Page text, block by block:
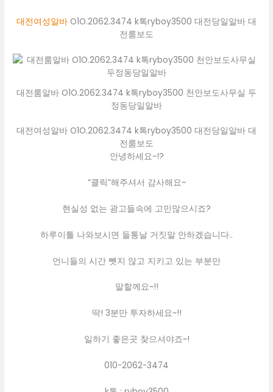
대전여성알바 O1O.2062.3474 k톡ryboy3500 대전당일알바 대
전룸보도
대전룸알바 O1O.2062.3474 k톡ryboy3500 천안보도사무실 두
정동당일알바
대전여성알바 O1O.2062.3474 k톡ryboy3500 대전당일알바 대
전룸보도
안녕하세요~!?
“클릭”해주셔서 감사해요~
현실성 없는 광고들속에 고민많으시죠?
하루이틀 나와보시면 들통날 거짓말 안하겠습니다..
언니들의 시간 뺏지 않고 지키고 있는 부분만
말할께요~!!
딱! 3분만 투자하세요~!!
일하기 좋은곳 찾으셔야죠~!
010-2062-3474